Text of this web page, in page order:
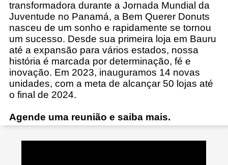
transformadora durante a Jornada Mundial da
Juventude no Panamá, a Bem Querer Donuts
nasceu de um sonho e rapidamente se tornou
um sucesso. Desde sua primeira loja em Bauru
até a expansão para vários estados, nossa
história é marcada por determinação, fé e
inovação. Em 2023, inauguramos 14 novas
unidades, com a meta de alcançar 50 lojas até
o final de 2024.
Agende uma reunião e saiba mais.